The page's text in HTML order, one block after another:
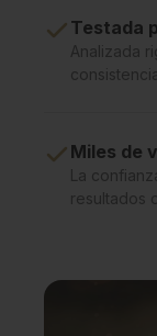
Testada
Analizada
Miles de
La
resultados